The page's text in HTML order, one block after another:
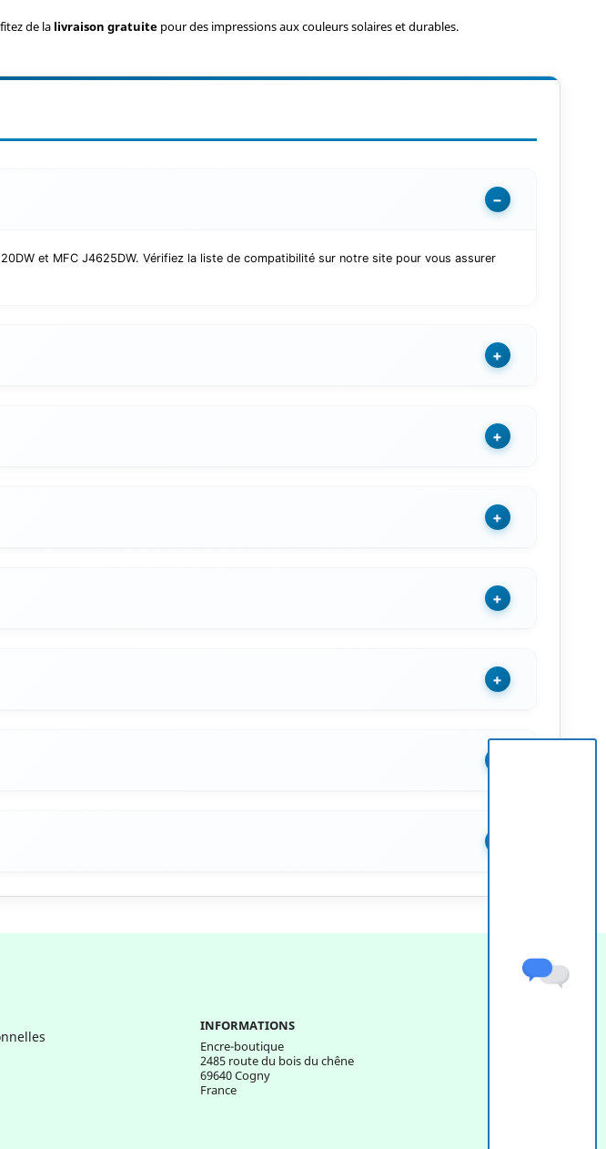
de la livraison gratuite pour des impressions aux couleurs solaires et durables.
−
et MFC J4625DW. Vérifiez la liste de compatibilité sur notre site pour vous assurer
+
+
+
+
+
INFORMATIONS
Encre-boutique
2485 route du bois du chêne
69640 Cogny
France